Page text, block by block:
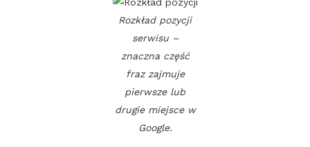
Rozkład pozycji
serwisu –
znaczna część
fraz zajmuje
pierwsze lub
drugie miejsce w
Google.